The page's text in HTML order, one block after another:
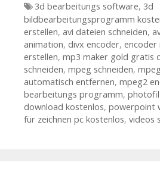
Tags
3d bearbeitungs software, 3d
bildbearbeitungsprogramm
erstellen, avi dateien schneiden,
animation, divx encoder, encoder
erstellen, mp3 maker gold gratis
schneiden, mpeg schneiden,
automatisch entfernen, mpeg2
bearbeitungs programm,
download kostenlos, powerpoint
für zeichnen pc kostenlos, videos